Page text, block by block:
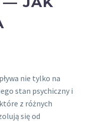
nie tylko na
stan psychiczny i
z różnych
się od